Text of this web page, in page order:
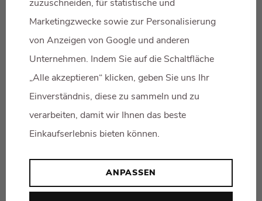
ständig auf Rechtmäßigkeit und Veränderungen hin zu
überprüfen, die eine Verantwortlichkeit begründen
nur insofern verantwortlich, als sie die weitere Nutzung
bleibt für Inhalte, welche sie selbst auf anderen Websites
zuzuschneiden, für statistische und
Marketingzwecke sowie zur Personalisierung
von Anzeigen von Google und anderen
Unternehmen. Indem Sie auf die Schaltfläche
„Alle akzeptieren“ klicken, geben Sie uns Ihr
Einverständnis, diese zu sammeln und zu
verarbeiten, damit wir Ihnen das beste
Einkaufserlebnis bieten können.
ANPASSEN